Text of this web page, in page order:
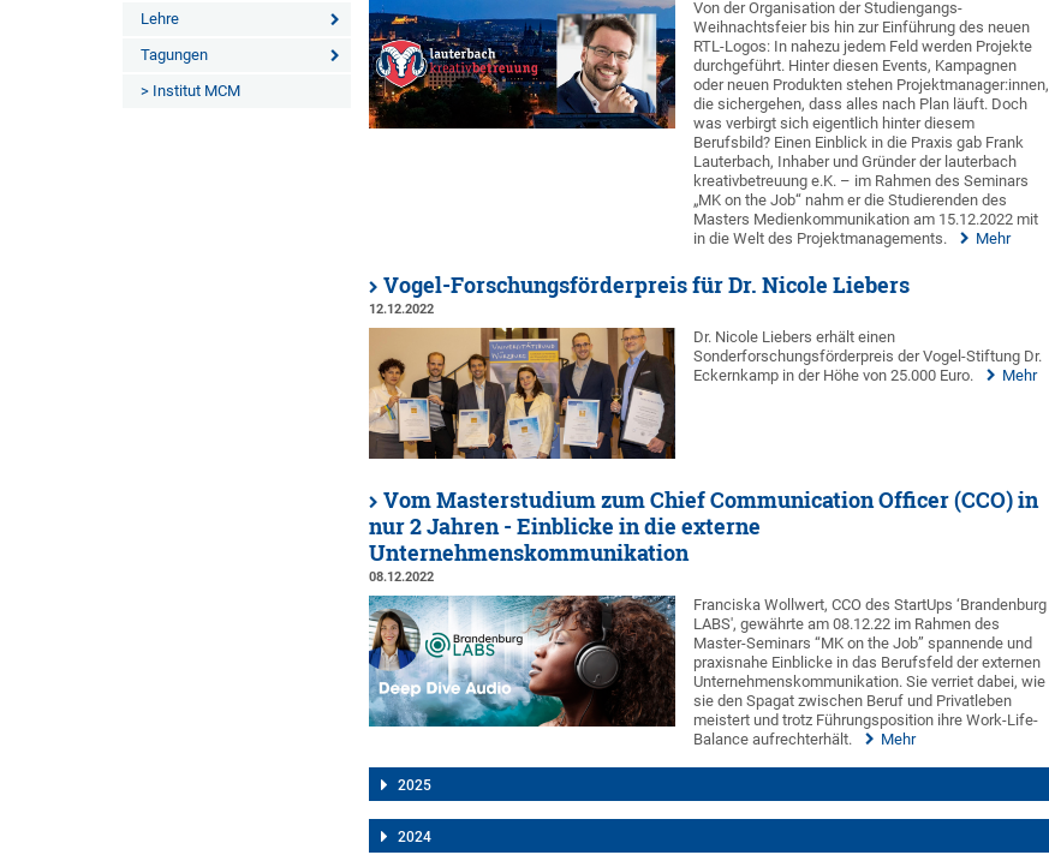
Lehre
Tagungen
> Institut MCM
Von der Organisation der Studiengangs-
Weihnachtsfeier bis hin zur Einführung des neuen
RTL-Logos: In nahezu jedem Feld werden Projekte
durchgeführt. Hinter diesen Events, Kampagnen
oder neuen Produkten stehen Projektmanager:innen,
die sichergehen, dass alles nach Plan läuft. Doch
was verbirgt sich eigentlich hinter diesem
Berufsbild? Einen Einblick in die Praxis gab Frank
Lauterbach, Inhaber und Gründer der lauterbach
kreativbetreuung e.K. – im Rahmen des Seminars
„MK on the Job“ nahm er die Studierenden des
Masters Medienkommunikation am 15.12.2022 mit
in die Welt des Projektmanagements.
Mehr
Vogel-Forschungsförderpreis für Dr. Nicole Liebers
12.12.2022
Dr. Nicole Liebers erhält einen
Sonderforschungsförderpreis der Vogel-Stiftung Dr.
Eckernkamp in der Höhe von 25.000 Euro.
Mehr
Vom Masterstudium zum Chief Communication Officer (CCO) in
nur 2 Jahren - Einblicke in die externe
Unternehmenskommunikation
08.12.2022
Franciska Wollwert, CCO des StartUps ‘Brandenburg
LABS', gewährte am 08.12.22 im Rahmen des
Master-Seminars “MK on the Job” spannende und
praxisnahe Einblicke in das Berufsfeld der externen
Unternehmenskommunikation. Sie verriet dabei, wie
sie den Spagat zwischen Beruf und Privatleben
meistert und trotz Führungsposition ihre Work-Life-
Balance aufrechterhält.
Mehr
2025
2024